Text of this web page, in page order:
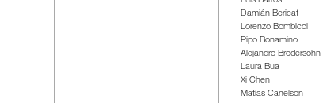
Damián Bericat
Lorenzo Bombicci
Pipo Bonamino
Alejandro Brodersohn
Laura Bua
Xi Chen
Matías Canelson